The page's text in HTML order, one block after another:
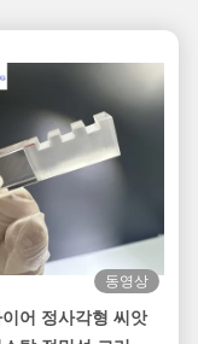
동영상
어 정사각형 씨앗